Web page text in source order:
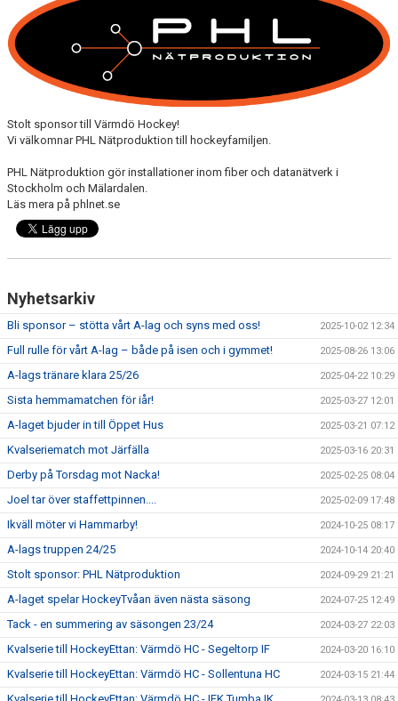
DOKUMENT
KONTAKT
GÄSTBOK
Stolt sponsor till Värmdö Hockey!
Vi välkomnar PHL Nätproduktion till hockeyfamiljen.
PHL Nätproduktion gör installationer inom fiber och datanätverk i
Stockholm och Mälardalen.
Läs mera på phlnet.se
Nyhetsarkiv
Bli sponsor – stötta vårt A-lag och syns med oss! 2025-10-02 12:34
Full rulle för vårt A-lag – både på isen och i gymmet! 2025-08-26 13:06
A-lags tränare klara 25/26 2025-04-22 10:29
Sista hemmamatchen för iår! 2025-03-27 12:01
A-laget bjuder in till Öppet Hus 2025-03-21 07:12
Kvalseriematch mot Järfälla 2025-03-16 20:31
Derby på Torsdag mot Nacka! 2025-02-25 08:04
Joel tar över staffettpinnen.... 2025-02-09 17:48
Ikväll möter vi Hammarby! 2024-10-25 08:17
A-lags truppen 24/25 2024-10-14 20:40
Stolt sponsor: PHL Nätproduktion 2024-09-29 21:21
A-laget spelar HockeyTvåan även nästa säsong 2024-07-25 12:49
Tack - en summering av säsongen 23/24 2024-03-27 22:03
Kvalserie till HockeyEttan: Värmdö HC - Segeltorp IF 2024-03-20 16:10
Kvalserie till HockeyEttan: Värmdö HC - Sollentuna HC 2024-03-15 21:44